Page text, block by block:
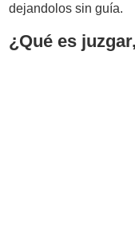
dejandolos sin guía.
¿Qué es